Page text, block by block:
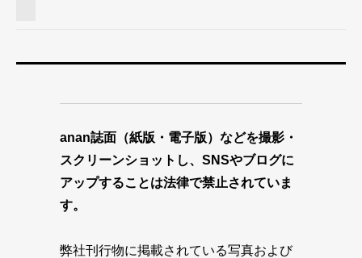
anan誌面（紙版・電子版）などを撮影・
スクリーンショットし、SNSやブログに
アップすることは法律で禁止されていま
す。
弊社刊行物に掲載されている写真および